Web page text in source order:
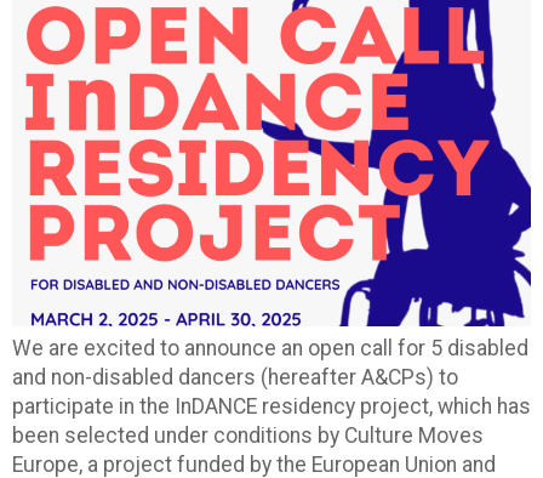
We are excited to announce an open call for 5 disabled
and non-disabled dancers (hereafter A&CPs) to
participate in the InDANCE residency project, which has
been selected under conditions by Culture Moves
Europe, a project funded by the European Union and